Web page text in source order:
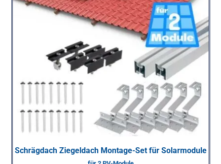
Schrägdach Ziegeldach Montage-Set für Solarmodule